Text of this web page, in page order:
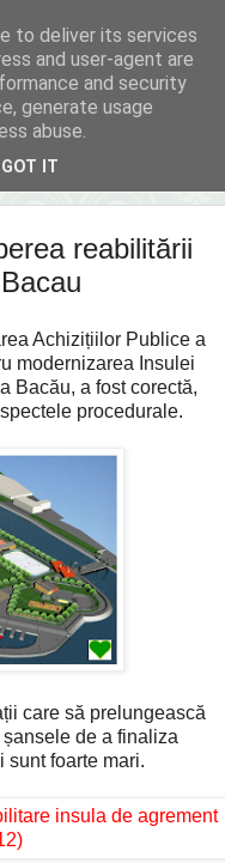
reabilitării
Achizițiilor Publice a
modernizarea Insulei
Bacău, a fost corectă,
procedurale.
care să prelungească
de a finaliza
sunt foarte mari.
to deliver its services
and user-agent are
and security
generate usage
abuse.
GOT IT